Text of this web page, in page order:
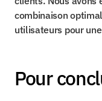
combinaison
utilisateurs pour
Pour